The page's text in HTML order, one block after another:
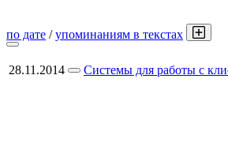
по дате /упоминаниям в текстах
28.11.2014 Системы для работы с